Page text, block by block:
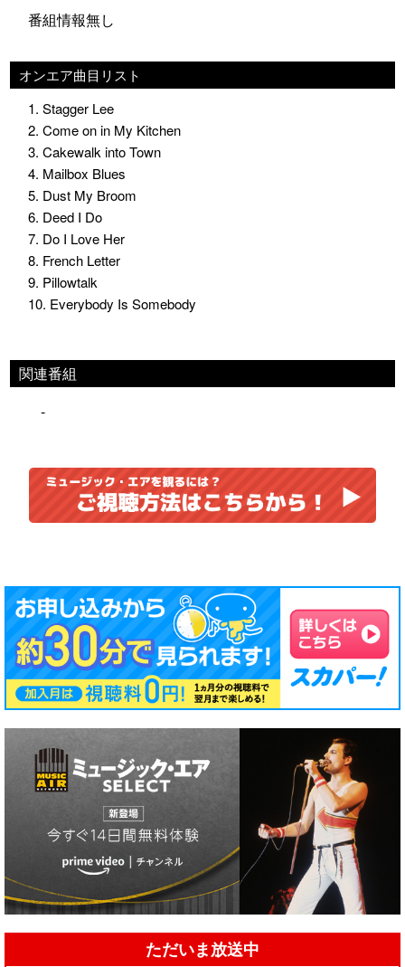
番組情報無し
オンエア曲目リスト
1. Stagger Lee
2. Come on in My Kitchen
3. Cakewalk into Town
4. Mailbox Blues
5. Dust My Broom
6. Deed I Do
7. Do I Love Her
8. French Letter
9. Pillowtalk
10. Everybody Is Somebody
関連番組
-
ただいま放送中